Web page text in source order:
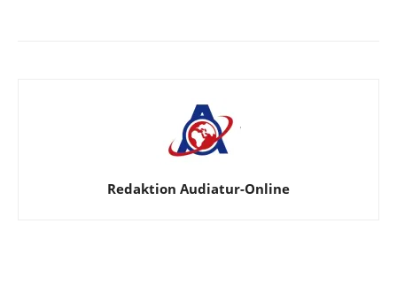
Redaktion Audiatur-Online